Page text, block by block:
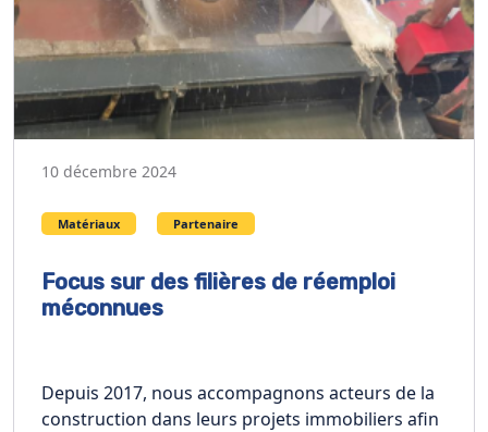
10 décembre 2024
Matériaux Partenaire
Focus sur des filières de réemploi
méconnues
Depuis 2017, nous accompagnons acteurs de la
construction dans leurs projets immobiliers afin